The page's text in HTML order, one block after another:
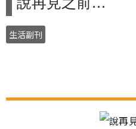
生活副刊